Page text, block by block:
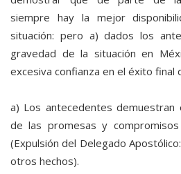
siempre hay la mejor
situación: pero a) dados los
gravedad de la situación en
excesiva confianza en el éxito final
a) Los antecedentes
de las promesas y
(Expulsión del Delegado
otros hechos).